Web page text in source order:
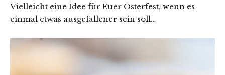
Vielleicht eine Idee für Euer Osterfest, wenn es
einmal etwas ausgefallener sein soll…